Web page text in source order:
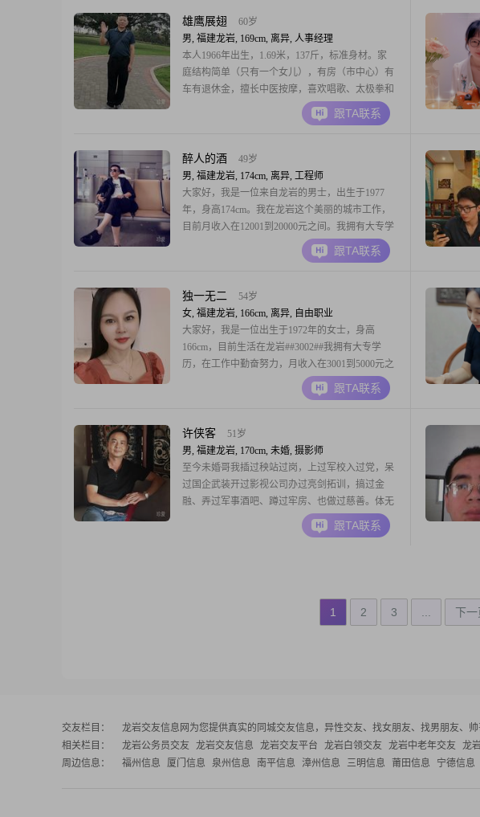
持乐观积极的态度，相
雄鹰展翅
60岁
男, 福建龙岩, 169cm, 离异, 人事经理
本人1966年出生，1.69米，137斤，标准身材。家
庭结构简单（只有一个女儿），有房（市中心）有
车有退休金，擅长中医按摩，喜欢唱歌、太极拳和
煮饭，想找一位心地善良，有单位退休保障，愿意
领取结婚证的女性为余生伴侣（不愿领证的女性就
跟TA联系
醉人的酒
49岁
男, 福建龙岩, 174cm, 离异, 工程师
大家好，我是一位来自龙岩的男士，出生于1977
年，身高174cm。我在龙岩这个美丽的城市工作，
目前月收入在12001到20000元之间。我拥有大专学
历，虽然不是特别高，但在工作中积累了丰富的经
验。我觉得自己最大的特点是幽默风趣，喜欢在生
对我来说非常重要，我认为一个幸福的家庭是
跟TA联系
独一无二
54岁
女, 福建龙岩, 166cm, 离异, 自由职业
大家好，我是一位出生于1972年的女士，身高
166cm，目前生活在龙岩##3002##我拥有大专学
历，在工作中勤奋努力，月收入在3001到5000元之
间##3002##我性格温柔体贴，善解人意，总是希望
能理解他人的感受和需求##3002##在生活中，我保
一面##3002##我
跟TA联系
许侠客
51岁
男, 福建龙岩, 170cm, 未婚, 摄影师
至今未婚哥我插过秧站过岗，上过军校入过党，呆
过国企武装开过影视公司办过亮剑拓训，搞过金
融、弄过军事酒吧、蹲过牢房、也做过慈善。体无
异味不打鼾，创业曾败不愿结婚找个女人来分担，
出门打拼多年把债还。家训“穷有志 富有德”三兄妹
跟TA联系
1 2 3 下一
交友栏目： 龙岩交友信息网 为您提供真实的同城交友信息，异性交友、找女朋友、找男朋友、
相关栏目：
龙岩公务员交友 龙岩交友信息 龙岩交友平台 龙岩白领交友 龙岩中老年交友 龙
周边信息：
福州信息 厦门信息 泉州信息 南平信息 漳州信息 三明信息 莆田信息 宁德信息